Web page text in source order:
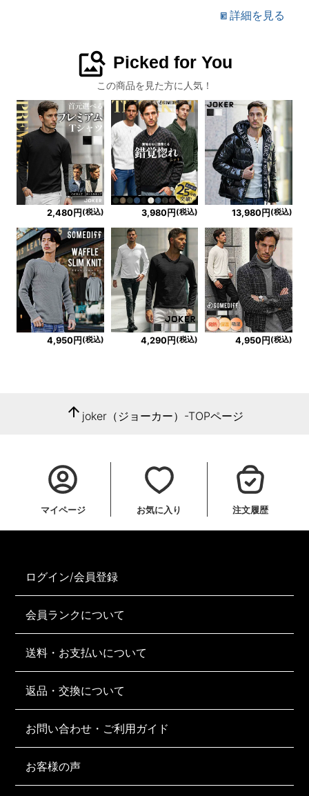
詳細を見る
image_search Picked for You
この商品を見た方に人気！
2,480円 (税込) 3,980円 (税込) 13,980円 (税込)
4,950円 (税込) 4,290円 (税込) 4,950円 (税込)
arrow_upward joker（ジョーカー）-TOPページ
マイページ お気に入り 注文履歴
ログイン/会員登録
会員ランクについて
送料・お支払いについて
返品・交換について
お問い合わせ・ご利用ガイド
お客様の声